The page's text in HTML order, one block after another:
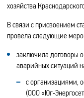
хозяйства
В связи с присвоением
провела следующие
заключила договоры
аварийных ситуаций
с организациями,
(ООО